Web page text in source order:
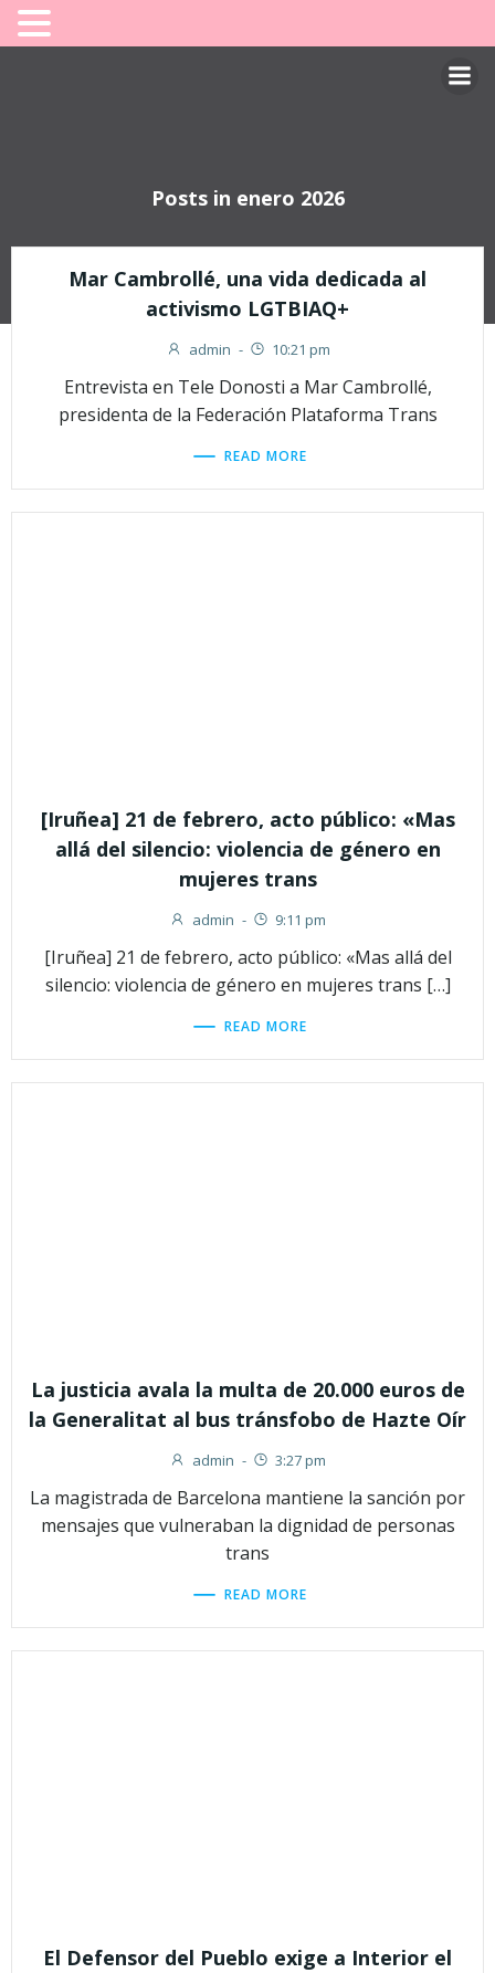
Posts in enero 2026
Mar Cambrollé, una vida dedicada al
activismo LGTBIAQ+
admin - 10:21 pm
Entrevista en Tele Donosti a Mar Cambrollé,
presidenta de la Federación Plataforma Trans
READ MORE
[Iruñea] 21 de febrero, acto público: «Mas
allá del silencio: violencia de género en
mujeres trans
admin - 9:11 pm
[Iruñea] 21 de febrero, acto público: «Mas allá del
silencio: violencia de género en mujeres trans […]
READ MORE
La justicia avala la multa de 20.000 euros de
la Generalitat al bus tránsfobo de Hazte Oír
admin - 3:27 pm
La magistrada de Barcelona mantiene la sanción por
mensajes que vulneraban la dignidad de personas
trans
READ MORE
El Defensor del Pueblo exige a Interior el